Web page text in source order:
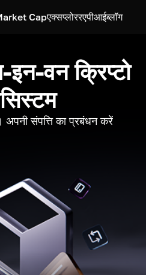
Capएक्सप्लोररएपीआईब्लॉग
वन क्रिप्टो
संपत्ति का प्रबंधन करें